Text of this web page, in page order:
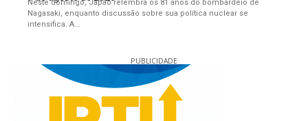
Neste domingo, Japão relembra os 81 anos do bombardeio de
Nagasaki, enquanto discussão sobre sua política nuclear se
intensifica. A...
PUBLICIDADE